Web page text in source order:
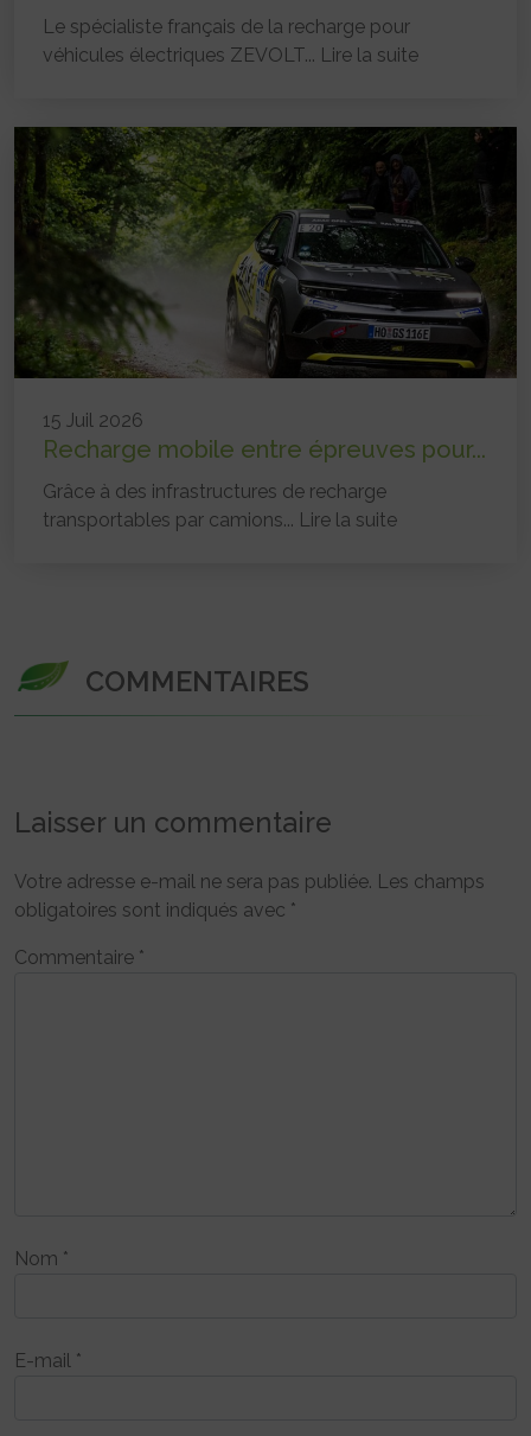
Le spécialiste français de la recharge pour
véhicules électriques ZEVOLT... Lire la suite
15 Juil 2026
Recharge mobile entre épreuves pour...
Grâce à des infrastructures de recharge
transportables par camions... Lire la suite
COMMENTAIRES
Laisser un commentaire
Votre adresse e-mail ne sera pas publiée. Les champs
obligatoires sont indiqués avec *
Commentaire *
Nom *
E-mail *